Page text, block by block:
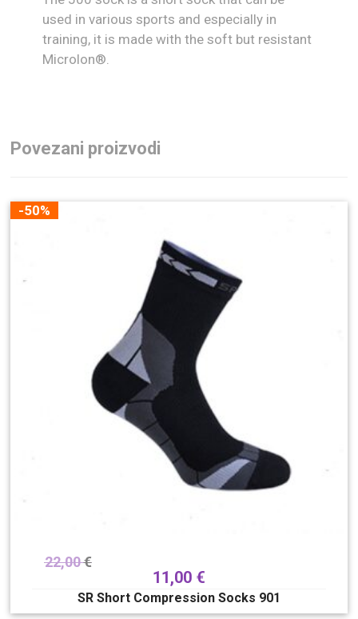
used in various sports and especially in
training, it is made with the soft but resistant
Microlon®.
Povezani proizvodi
-50%
22,00€
11,00 €
SR Short Compression Socks 901